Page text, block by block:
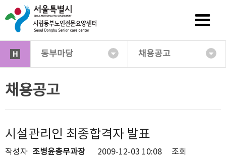
동부마당 채용공고
채용공고
시설관리인 최종합격자 발표
작성자 조병윤총무과장 2009-12-03 10:08
조회